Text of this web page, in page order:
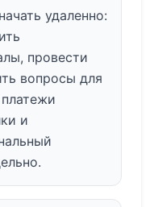
удаленно:
провести
вопросы для
и